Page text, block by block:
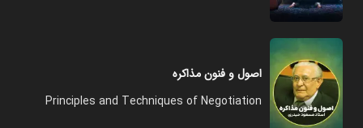
اصول و فنون مذاکره
Principles and Techniques of Negotiation